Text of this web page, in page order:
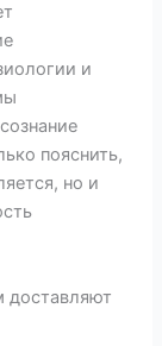
и
пояснить,
но и
доставляют